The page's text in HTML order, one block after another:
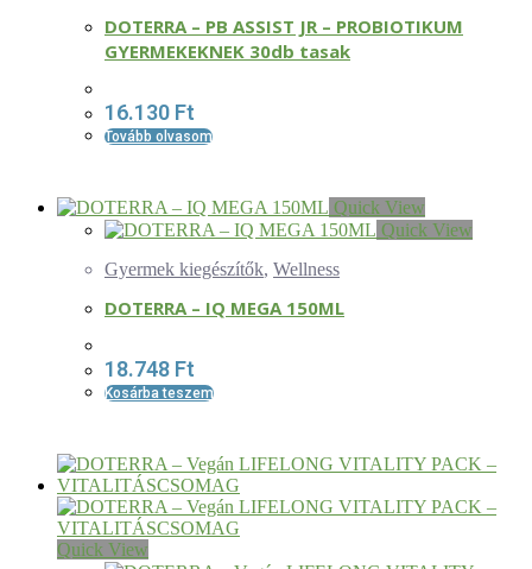
DOTERRA – PB ASSIST JR – PROBIOTIKUM
GYERMEKEKNEK 30db tasak
16.130 Ft
Tovább olvasom
Quick View
Quick View
Gyermek kiegészítők, Wellness
DOTERRA – IQ MEGA 150ML
18.748 Ft
Kosárba teszem
Quick View